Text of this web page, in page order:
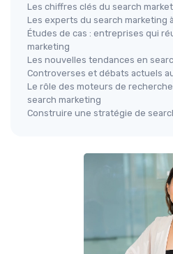
Les chiffres clés du search
Les experts du search marketing
Études de cas : entreprises qui
marketing
Les nouvelles tendances en
Controverses et débats actuels
Le rôle des moteurs de
search marketing
Construire une stratégie de